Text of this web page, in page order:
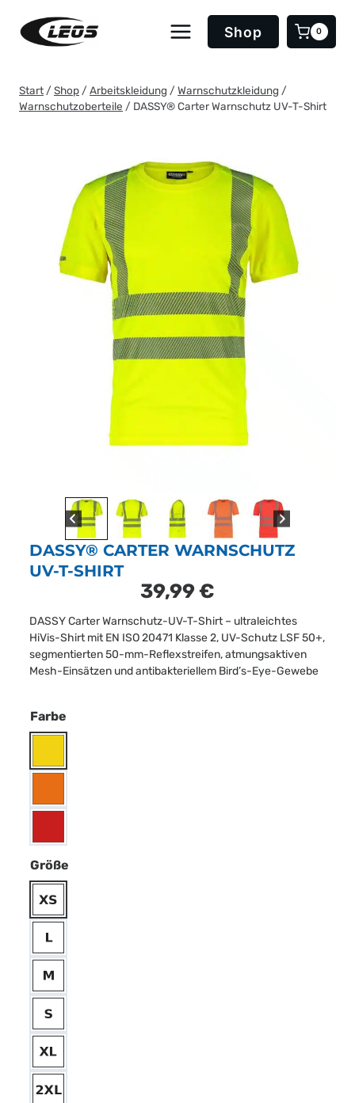
Inhalt
springen
Shop 0
Start / Shop / Arbeitskleidung / Warnschutzkleidung /
Warnschutzoberteile / DASSY® Carter Warnschutz UV-T-Shirt
DASSY® CARTER WARNSCHUTZ
UV-T-SHIRT
39,99€
DASSY Carter Warnschutz-UV-T-Shirt – ultraleichtes
HiVis-Shirt mit EN ISO 20471 Klasse 2, UV-Schutz LSF 50+,
segmentierten 50-mm-Reflexstreifen, atmungsaktiven
Mesh-Einsätzen und antibakteriellem Bird’s-Eye-Gewebe
Farbe
Größe